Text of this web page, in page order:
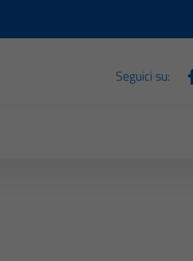
Seguici su: